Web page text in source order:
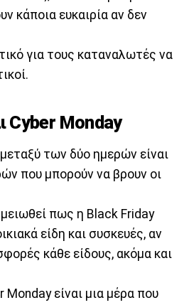
κάποια ευκαιρία αν δεν
για τους καταναλωτές να
Cyber Monday
των δύο ημερών είναι
που μπορούν να βρουν οι
πως η Black Friday
είδη και συσκευές, αν
κάθε είδους, ακόμα και
είναι μια μέρα που